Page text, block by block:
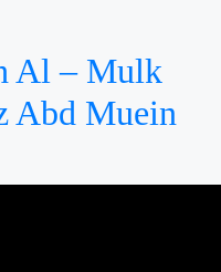
Al – Mulk
Abd Muein